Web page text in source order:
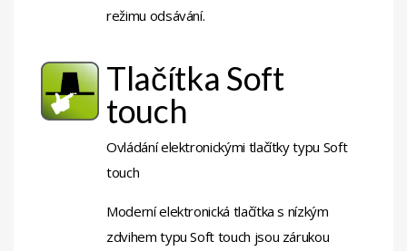
režimu odsávání.
Tlačítka Soft
touch
Ovládání elektronickými tlačítky typu Soft
touch
Moderní elektronická tlačítka s nízkým
zdvihem typu Soft touch jsou zárukou